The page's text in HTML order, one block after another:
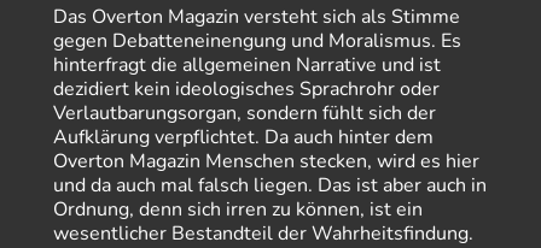
Geheimhaltung
Es gab überhaupt KEINE Entnazifizierung der Deutschen Justiz nach
Kriegsende! Und es hätte auch keine…
ratzefatzvor 4 Stunden zu:
Klimalüge und Klimadiktatur?
Es gibt genau zwei Faktoren, die für unser Klima (eigentlich: die Klimata
der verschiedenen Klimazonen)…
arth_vor 6 Stunden zu:
Sollte Bundeswehrwerbung verboten werden?
Das Overton Magazin versteht sich als Stimme
gegen Debatteneinengung und Moralismus. Es
hinterfragt die allgemeinen Narrative und ist
dezidiert kein ideologisches Sprachrohr oder
Verlautbarungsorgan, sondern fühlt sich der
Aufklärung verpflichtet. Da auch hinter dem
Overton Magazin Menschen stecken, wird es hier
und da auch mal falsch liegen. Das ist aber auch in
Ordnung, denn sich irren zu können, ist ein
wesentlicher Bestandteil der Wahrheitsfindung.